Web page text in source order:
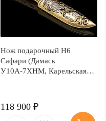
Нож подарочный Н6
Сафари (Дамаск
У10А-7ХНМ, Карельская
118 900 ₽